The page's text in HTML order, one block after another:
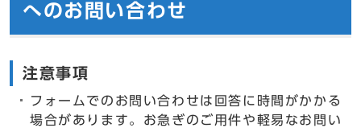
へのお問い合わせ
注意事項
フォームでのお問い合わせは回答に時間がかかる
場合があります。お急ぎのご用件や軽易なお問い